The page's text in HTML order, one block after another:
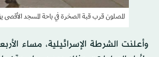
المصلون قرب قبة الصخرة في باحة المسجد
وأعلنت الشرطة الإسرائيلية، مساء